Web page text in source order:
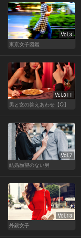
Vol.3
東京女子図鑑
Vol.311
男と女の答えあわせ【Q】
Vol.7
結婚願望のない男
Vol.13
外銀女子